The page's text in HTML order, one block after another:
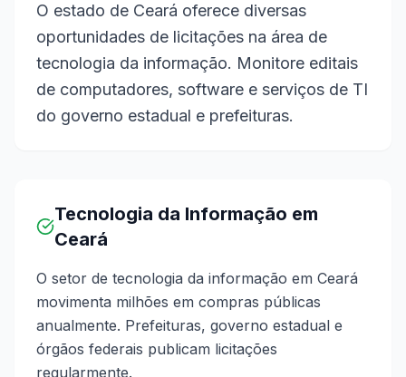
O estado de Ceará oferece diversas
oportunidades de licitações na área de
tecnologia da informação. Monitore editais
de computadores, software e serviços de TI
do governo estadual e prefeituras.
Tecnologia da Informação em
Ceará
O setor de tecnologia da informação em Ceará
movimenta milhões em compras públicas
anualmente. Prefeituras, governo estadual e
órgãos federais publicam licitações
regularmente.